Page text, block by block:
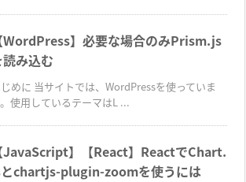
WordPress】必要な場合のみPrism.js
読み込む
めに 当サイトでは、WordPressを使っていま
使用しているテーマはL ...
JavaScript】【React】ReactでChart.
chartjs-plugin-zoomを使うには